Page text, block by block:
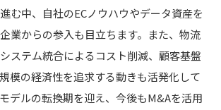
む中、自社のECノウハウやデータ資産を
業からの参入も目立ちます。また、物流
ステム統合によるコスト削減、顧客基盤
模の経済性を追求する動きも活発化して
デルの転換期を迎え、今後もM&Aを活用